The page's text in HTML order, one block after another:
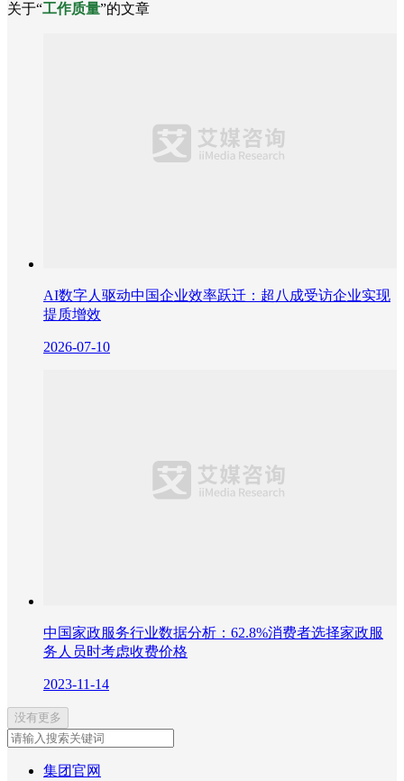
关于“工作质量”的文章
AI数字人驱动中国企业效率跃迁：超八成受访企业实现
提质增效
2026-07-10
中国家政服务行业数据分析：62.8%消费者选择家政服
务人员时考虑收费价格
2023-11-14
没有更多
集团官网